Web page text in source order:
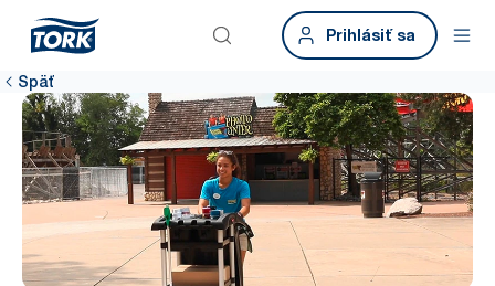
Prihlásiť sa
Späť